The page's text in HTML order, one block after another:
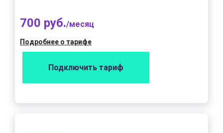
700 руб./месяц
Подробнее о тарифе
Подключить тариф